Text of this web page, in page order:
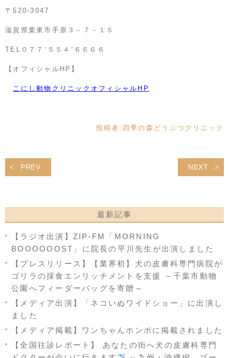
〒520-3047
滋賀県栗東市手原３－７－１５
TEL０７７⁻５５４⁻６６６６
【オフィシャルHP】
こにし動物クリニックオフィシャルHP
投稿者: 四季の森どうぶつクリニック
PREV NEXT
最新記事
【ラジオ出演】ZIP-FM「MORNING
BOOOOOOST」に院長の平川先生が出演しました
【プレスリリース】【業界初】犬の皮膚科専門病院が
ゴリラの採食エンリッチメントを支援 ～千葉市動物
公園へフィーダーバッグを寄贈～
【メディア出演】「ネコいぬワイドショー」に出演し
ました
【メディア掲載】ワンちゃんホンポに掲載されました
【全国往診レポート】 あなたの街へ犬の皮膚科専門